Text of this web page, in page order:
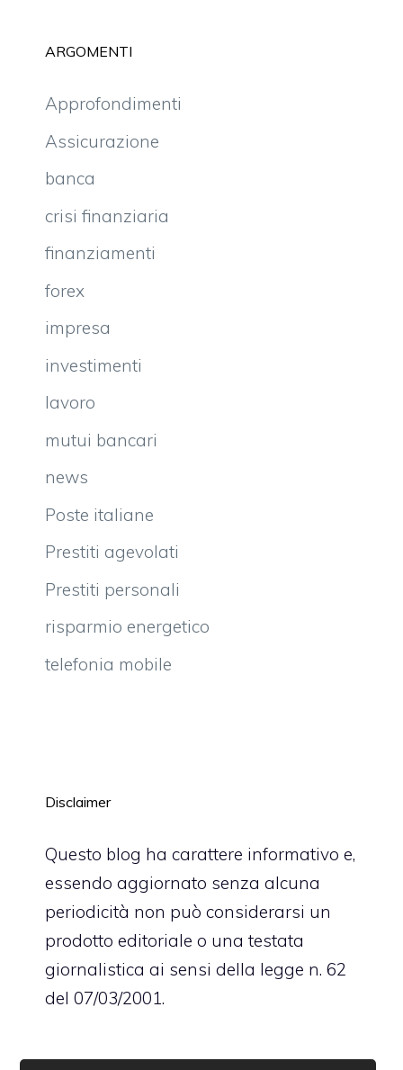
ARGOMENTI
Approfondimenti
Assicurazione
banca
crisi finanziaria
finanziamenti
forex
impresa
investimenti
lavoro
mutui bancari
news
Poste italiane
Prestiti agevolati
Prestiti personali
risparmio energetico
telefonia mobile
Disclaimer
Questo blog ha carattere informativo e,
essendo aggiornato senza alcuna
periodicità non può considerarsi un
prodotto editoriale o una testata
giornalistica ai sensi della legge n. 62
del 07/03/2001.